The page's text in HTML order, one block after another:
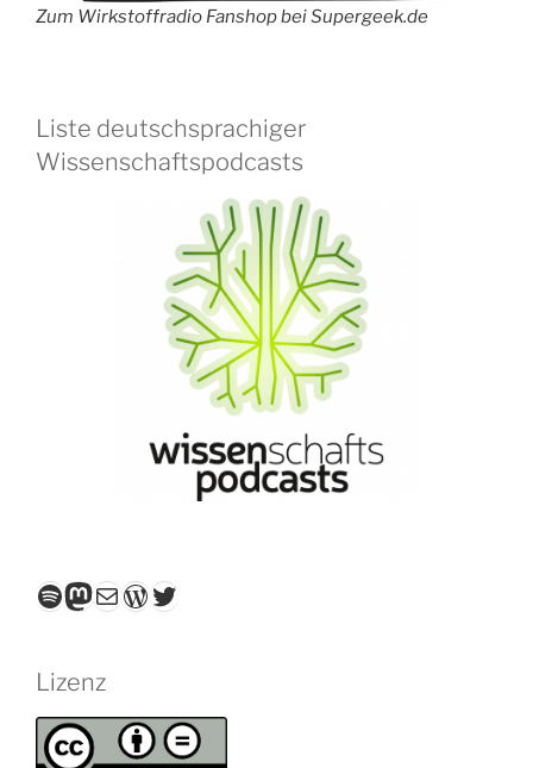
Zum Wirkstoffradio Fanshop bei Supergeek.de
Liste deutschsprachiger
Wissenschaftspodcasts
Spotify
Mastodon
E-MailWordPress
Twitter
Lizenz